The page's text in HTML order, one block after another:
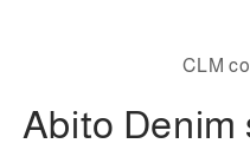
CLM
Abito Denim